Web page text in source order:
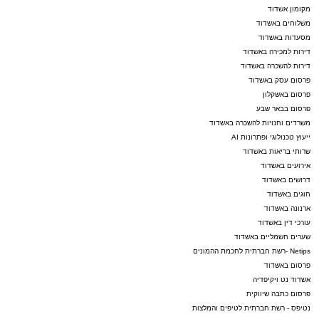
ASHDODS@ISNET.CO.IL
מקומון אשדוד
משלוחים באשדוד
מסעדות באשדוד
דירות למכירה באשדוד
דירות להשכרה באשדוד
פרסום עסק באשדוד
פרסום באשקלון
פרסום בבאר שבע
משרדים וחנויות להשכרה באשדוד
ייעוץ טכנולוגי ופתרונות AI
שרותי בריאות באשדוד
אירועים באשדוד
דרושים באשדוד
חוגים באשדוד
ארנונה באשדוד
עורכי דין באשדוד
שערים חשמליים באשדוד
Netips -רשת חברתית לחכמת ההמונים
פרסום באשדוד
אשדוד נט ויקיפדיה
פרסום כתבה שיווקית
נטיפס - רשת חברתית לטיפים והמלצות